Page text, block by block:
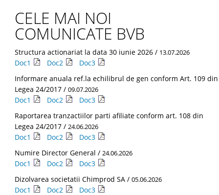
CELE MAI NOI
COMUNICATE BVB
Structura actionariat la data 30 iunie 2026 / 13.07.2026
Doc1 Doc2
Doc3
Informare anuala ref.la echilibrul de gen conform Art. 109 din
Legea 24/2017 / 09.07.2026
Doc1 Doc2
Doc3
Raportarea tranzactiilor parti afiliate conform art. 108 din
Legea 24/2017 / 24.06.2026
Doc1 Doc2
Doc3
Numire Director General / 24.06.2026
Doc1 Doc2
Doc3
Dizolvarea societatii Chimprod SA / 05.06.2026
Doc1 Doc2
Doc3